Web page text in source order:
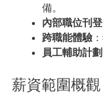
備。
內部職位刊登
跨職能體驗
員工輔助計劃
薪資範圍概觀